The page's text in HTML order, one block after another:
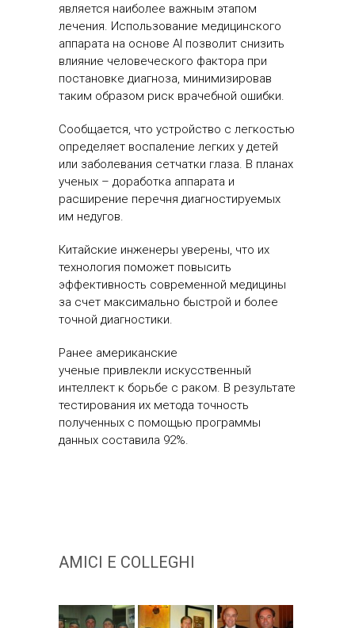
является наиболее важным этапом
лечения. Использование медицинского
аппарата на основе AI позволит снизить
влияние человеческого фактора при
постановке диагноза, минимизировав
таким образом риск врачебной ошибки.
Сообщается, что устройство с легкостью
определяет воспаление легких у детей
или заболевания сетчатки глаза. В планах
ученых – доработка аппарата и
расширение перечня диагностируемых
им недугов.
Китайские инженеры уверены, что их
технология поможет повысить
эффективность современной медицины
за счет максимально быстрой и более
точной диагностики.
Ранее американские
ученые привлекли искусственный
интеллект к борьбе с раком. В результате
тестирования их метода точность
полученных с помощью программы
данных составила 92%.
AMICI E COLLEGHI